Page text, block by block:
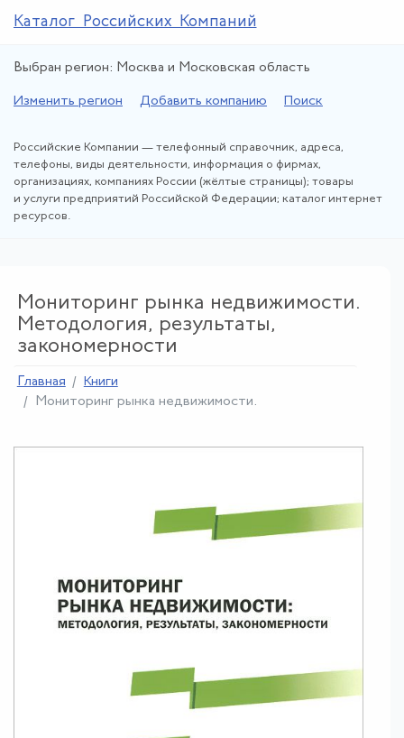
Каталог Российских Компаний
Выбран регион: Москва и Московская область
Изменить регион Добавить компанию Поиск
Российские Компании — телефонный справочник, адреса,
телефоны, виды деятельности, информация о фирмах,
организациях, компаниях России (жёлтые страницы); товары
и услуги предприятий Российской Федерации; каталог интернет
ресурсов.
Мониторинг рынка недвижимости.
Методология, результаты,
закономерности
Главная
Книги
Мониторинг рынка недвижимости.